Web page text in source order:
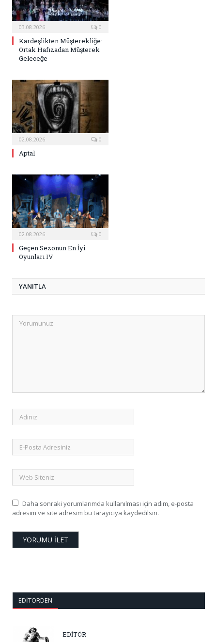
03.08.2026 0
Kardeşlikten Müşterekliğe:
Ortak Hafızadan Müşterek
Geleceğe
02.08.2026 0
Aptal
02.08.2026 0
Geçen Sezonun En İyi
Oyunları IV
YANITLA
Daha sonraki yorumlarımda kullanılması için adım, e-posta
adresim ve site adresim bu tarayıcıya kaydedilsin.
EDITÖRDEN
EDİTÖR